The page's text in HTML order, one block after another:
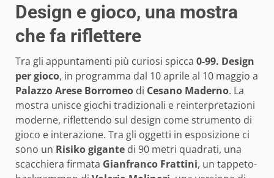
Design e gioco, una mostra
che fa riflettere
Tra gli appuntamenti più curiosi spicca 0-99. Design
per gioco, in programma dal 10 aprile al 10 maggio a
Palazzo Arese Borromeo di Cesano Maderno. La
mostra unisce giochi tradizionali e reinterpretazioni
moderne, riflettendo sul design come strumento di
gioco e interazione. Tra gli oggetti in esposizione ci
sono un Risiko gigante di 90 metri quadrati, una
scacchiera firmata Gianfranco Frattini, un tappeto-